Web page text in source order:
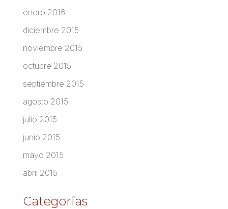
enero 2016
diciembre 2015
noviembre 2015
octubre 2015
septiembre 2015
agosto 2015
julio 2015
junio 2015
mayo 2015
abril 2015
Categorías